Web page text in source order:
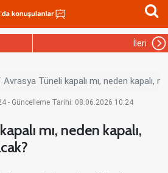
İleri
Avrasya Tüneli kapalı mı, neden kapalı,
- Güncelleme Tarihi: 08.06.2026 10:24
mı, neden kapalı,